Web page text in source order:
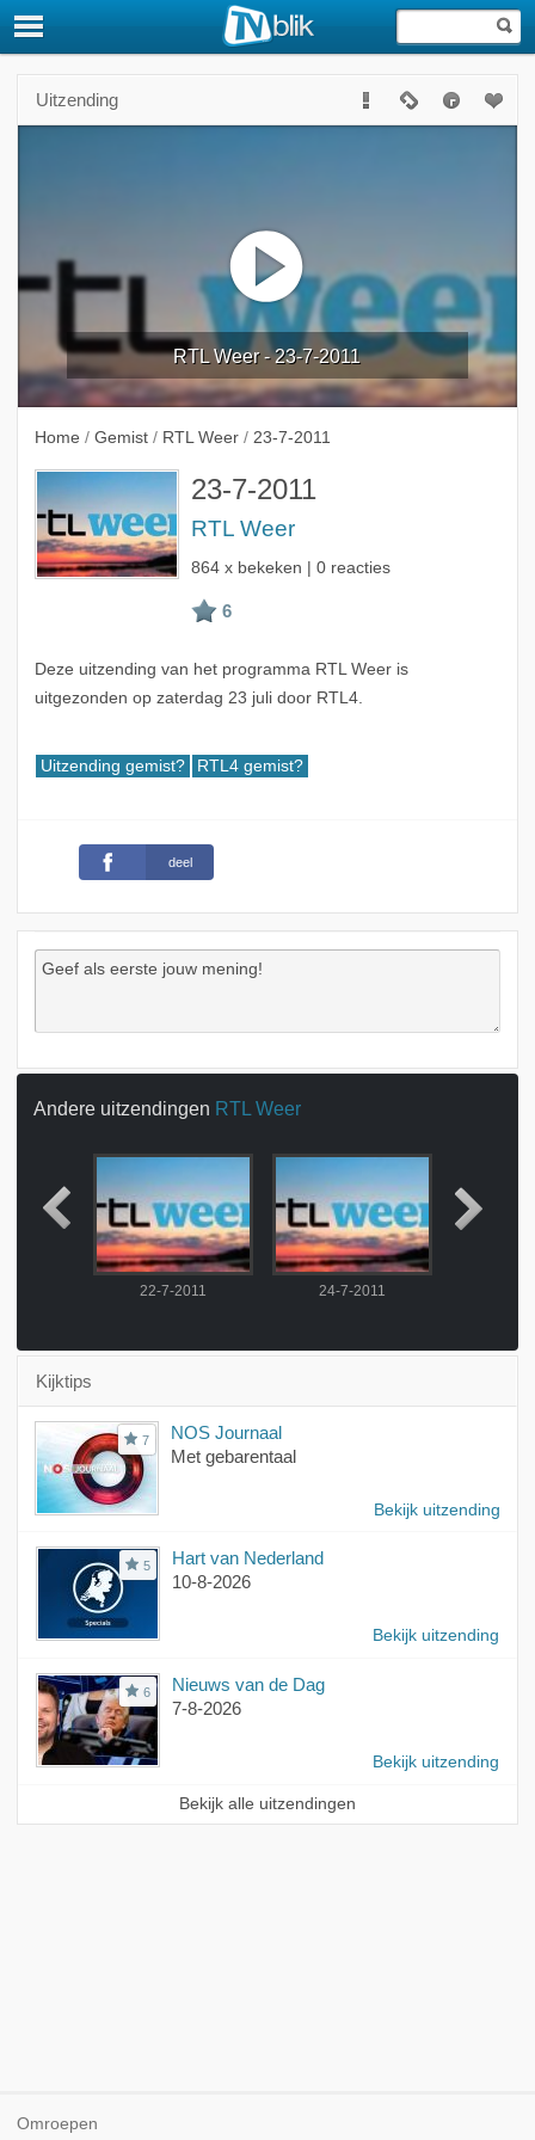
Uitzending
RTL Weer - 23-7-2011
Home / Gemist / RTL Weer / 23-7-2011
23-7-2011
RTL Weer
864 x bekeken | 0 reacties
Deze uitzending van het programma RTL Weer is
uitgezonden op zaterdag 23 juli door RTL4.
Uitzending gemist? RTL4 gemist?
deel
Andere uitzendingen RTL Weer
22-7-2011 24-7-2011
Kijktips
7
NOS Journaal
Met gebarentaal
Bekijk uitzending
5
Hart van Nederland
10-8-2026
Bekijk uitzending
6
Nieuws van de Dag
7-8-2026
Bekijk uitzending
Bekijk alle uitzendingen
Omroepen